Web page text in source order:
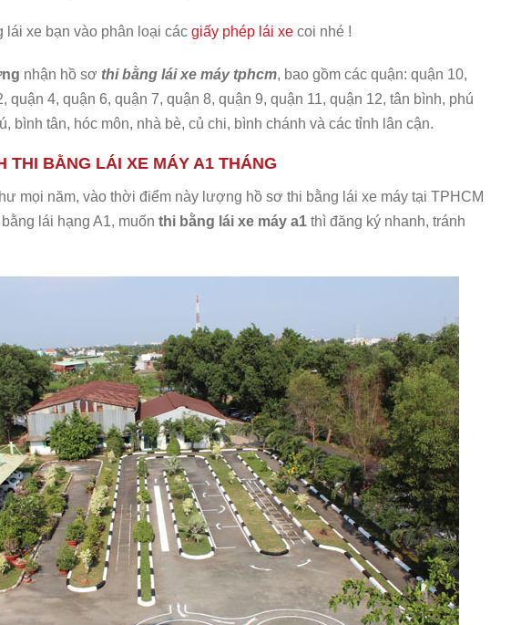
lái xe bạn vào phân loại các giấy phép lái xe coi nhé !
nhận hồ sơ thi bằng lái xe máy tphcm, bao gồm các quận: quận 10,
quận 4, quận 6, quận 7, quận 8, quận 9, quận 11, quận 12, tân bình, phú
bình tân, hóc môn, nhà bè, củ chi, bình chánh và các tỉnh lân cận.
THI BẰNG LÁI XE MÁY A1 THÁNG
mọi năm, vào thời điểm này lượng hồ sơ thi bằng lái xe máy tại TPHCM
lái hạng A1, muốn thi bằng lái xe máy a1 thì đăng ký nhanh, tránh